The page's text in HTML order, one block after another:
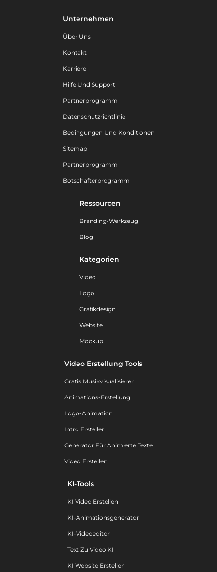
Unternehmen
Über Uns
Kontakt
Karriere
Hilfe Und Support
Partnerprogramm
Datenschutzrichtlinie
Bedingungen Und Konditionen
Sitemap
Partnerprogramm
Botschafterprogramm
Ressourcen
Branding-Werkzeug
Blog
Kategorien
Video
Logo
Grafikdesign
Website
Mockup
Video Erstellung Tools
Gratis Musikvisualisierer
Animations-Erstellung
Logo-Animation
Intro Ersteller
Generator Für Animierte Texte
Video Erstellen
KI-Tools
KI Video Erstellen
KI-Animationsgenerator
KI-Videoeditor
Text Zu Video KI
KI Website Erstellen